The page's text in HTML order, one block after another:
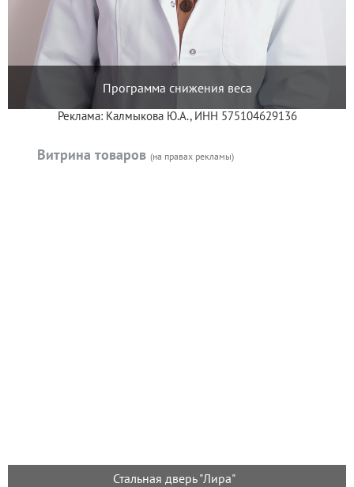
Программа снижения веса
Реклама: Калмыкова Ю.А., ИНН 575104629136
Витрина товаров (на правах рекламы)
Стальная дверь "Лира"